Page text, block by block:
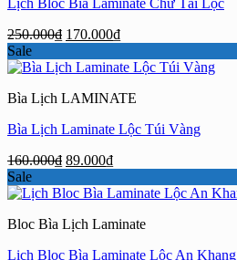
250.000₫ Giá
là:
170.000₫Giá
tại
170.000₫.
Sale
Bìa Lịch LAMINATE
Bìa Lịch Laminate Lộc Túi Vàng
160.000₫ Giá
là:
89.000₫Giá
tại
89.000₫.
Sale
Bloc Bìa Lịch Laminate
Lịch Bloc Bìa Laminate Lộc An Khang